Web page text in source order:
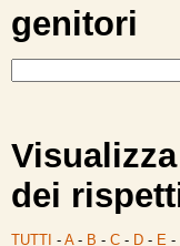
genitori
dei
TUTTI - A- B - C - D - E -